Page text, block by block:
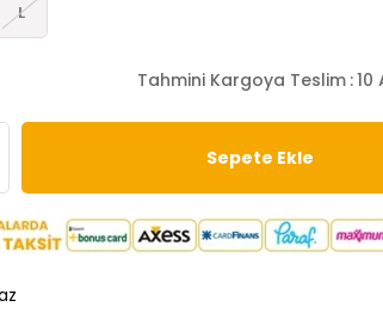
L
Tahmini Kargoya Teslim :10